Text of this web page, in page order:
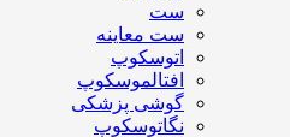
ست
ست معاینه
اتوسکوپ
افتالموسکوپ
گوشی پزشکی
نگاتوسکوپ